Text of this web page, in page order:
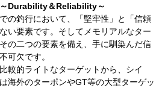
Durability＆Reliability～
の釣行において、「堅牢性」と「信頼
い要素です。そしてメモリアルなター
の二つの要素を備え、手に馴染んだ信
可欠です。
較的ライトなターゲットから、シイ
海外のターポンやGT等の大型ターゲッ